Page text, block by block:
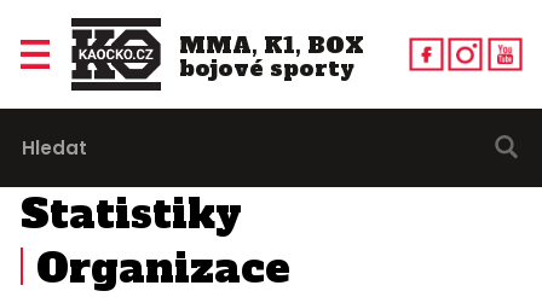
MMA, K1, BOX
bojové sporty
Statistiky
Organizace